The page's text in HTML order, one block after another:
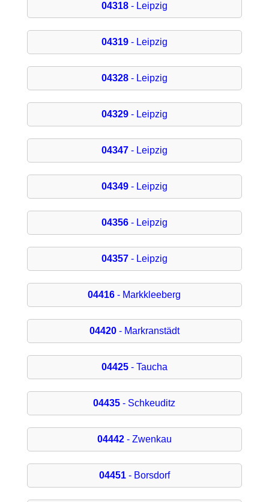
04318- Leipzig
04319- Leipzig
04328- Leipzig
04329- Leipzig
04347- Leipzig
04349- Leipzig
04356- Leipzig
04357- Leipzig
04416 - Markkleeberg
04420- Markranstädt
04425- Taucha
04435 - Schkeuditz
04442- Zwenkau
04451- Borsdorf